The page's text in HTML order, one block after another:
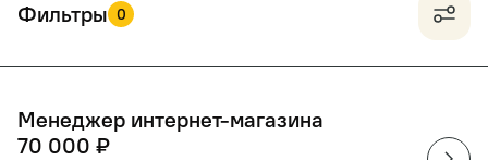
Фильтры 0
Менеджер интернет-магазина
70 000 ₽